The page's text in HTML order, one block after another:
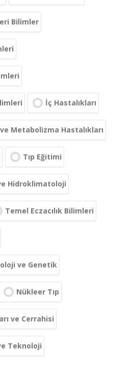
Bilimler
İç Hastalıkları
Metabolizma Hastalıkları
Tıp Eğitimi
Hidroklimatoloji
Temel Eczacılık Bilimleri
ve Genetik
Nükleer Tıp
ve Cerrahisi
Teknoloji